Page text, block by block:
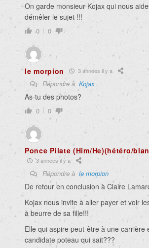
On garde monsieur Kojax qui nous
démêler le sujet !!!
0 0
le morpion 3 années il y a
Répondre à Kojax
As-tu des photos?
0 0
Ponce Pilate (Him/He)(hétéro/
3 années il y a
Répondre à le morpion
De retour en conclusion à Claire
Kojax nous invite à aller payer et voir
à beurre de sa fille!!!
Elle qui aspire peut-être à une carrière
candidate poteau qui sait???